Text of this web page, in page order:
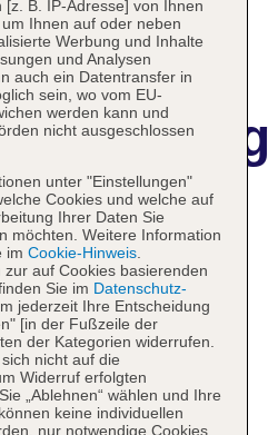
B. IP-Adresse] von Ihnen
Ihnen auf oder neben
Werbung und Inhalte
und Analysen
auch ein Datentransfer in
sein, wo vom EU-
werden kann und
nicht ausgeschlossen
unter "Einstellungen"
Cookies und welche auf
Ihrer Daten Sie
möchten. Weitere Information
im Cookie-Hinweis.
auf Cookies basierenden
Sie im Datenschutz-
jederzeit Ihre Entscheidung
[in der Fußzeile der
der Kategorien widerrufen.
nicht auf die
Widerruf erfolgten
„Ablehnen“ wählen und Ihre
keine individuellen
nur notwendige Cookies